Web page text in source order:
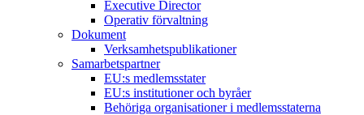
Executive Director
Operativ förvaltning
Dokument
Verksamhetspublikationer
Samarbetspartner
EU:s medlemsstater
EU:s institutioner och byråer
Behöriga organisationer i medlemsstaterna